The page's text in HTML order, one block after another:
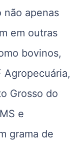
não apenas
em outras
bovinos,
Agropecuária,
Grosso do
e
grama de